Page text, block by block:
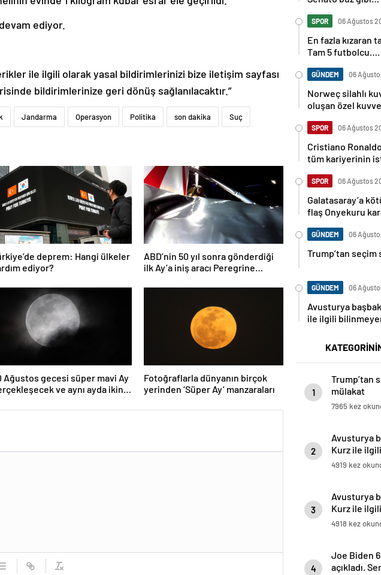
ediyor.
ile ilgili olarak yasal bildirimlerinizi bize iletişim sayfası
bildirimlerinize geri dönüş sağlanılacaktır.”
Jandarma Operasyon Politika son dakika Suç
deprem: Hangi ülkeler
ediyor?
ABD’nin 50 yıl sonra gönderdiği
ilk Ay’a iniş aracı Peregrine
düştü
Ağustos gecesi süper mavi Ay
ve aynı ayda ikinci
Fotoğraflarla dünyanın birçok
yerinden ‘Süper Ay’ manzaraları
SPOR 06 Ağustos
En fazla kızaran
Tam 5 futbolcu….
GÜNDEM 06
Norweç silahlı
oluşan özel
SPOR 06 Ağustos
Cristiano
tüm kariyerinin
SPOR 06 Ağustos
Galatasaray’a
flaş Onyekuru
GÜNDEM 06
Trump’tan seçim
GÜNDEM 06
Avusturya
ile ilgili
1
Trump’tan
mülakat
7965 kez
2
Avusturya
Kurz ile
4919 kez
3
Avusturya
Kurz ile
4918 kez
4
Joe Biden
açıkladı.